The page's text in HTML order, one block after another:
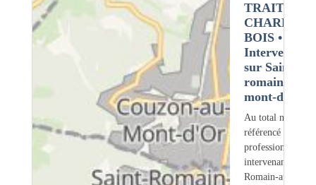
BOIS•
Intervention
sur Saint-
romain-au-
mont-d'or
Au total nous
référencé
professionnels
intervenant sur
Romain-au-Mont-